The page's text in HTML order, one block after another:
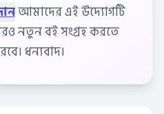
আমাদের এই উদ্যোগটি
নতুন বই সংগ্রহ করতে
ধন্যবাদ।